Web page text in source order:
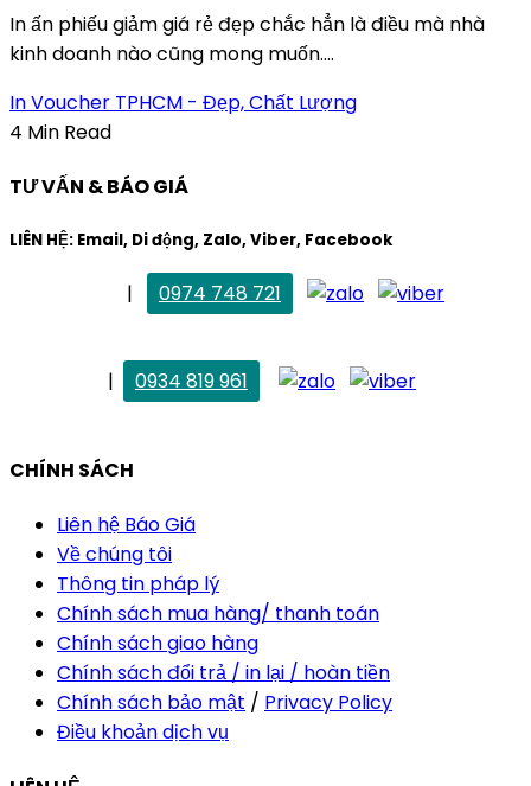
In ấn phiếu giảm giá rẻ đẹp chắc hẳn là điều mà nhà
kinh doanh nào cũng mong muốn....
In Voucher TPHCM - Đẹp, Chất Lượng
4 Min Read
TƯ VẤN & BÁO GIÁ
LIÊN HỆ: Email, Di động, Zalo, Viber, Facebook
|
0974 748 721
|
0934 819 961
CHÍNH SÁCH
Liên hệ Báo Giá
Về chúng tôi
Thông tin pháp lý
Chính sách mua hàng/ thanh toán
Chính sách giao hàng
Chính sách đổi trả / in lại / hoàn tiền
Chính sách bảo mật / Privacy Policy
Điều khoản dịch vụ